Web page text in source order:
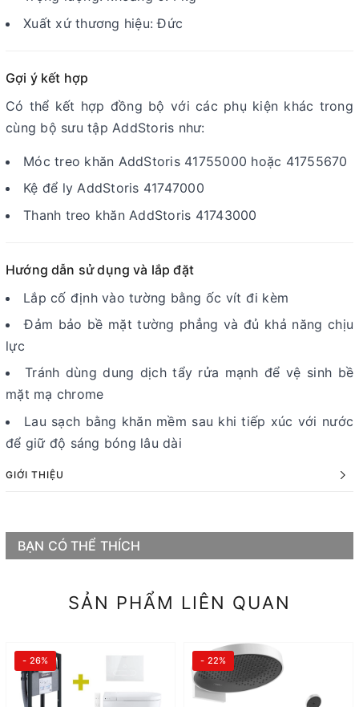
Xuất xứ thương hiệu: Đức
Gợi ý kết hợp
Có thể kết hợp đồng bộ với các phụ kiện khác trong
cùng bộ sưu tập AddStoris như:
Móc treo khăn AddStoris 41755000 hoặc 41755670
Kệ để ly AddStoris 41747000
Thanh treo khăn AddStoris 41743000
Hướng dẫn sử dụng và lắp đặt
Lắp cố định vào tường bằng ốc vít đi kèm
Đảm bảo bề mặt tường phẳng và đủ khả năng chịu
lực
Tránh dùng dung dịch tẩy rửa mạnh để vệ sinh bề
mặt mạ chrome
Lau sạch bằng khăn mềm sau khi tiếp xúc với nước
để giữ độ sáng bóng lâu dài
GIỚI THIỆU
BẠN CÓ THỂ THÍCH
SẢN PHẨM LIÊN QUAN
- 26% - 22%